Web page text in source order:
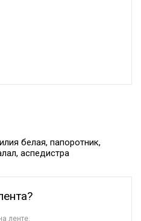
белая, папоротник,
аспедистра
ленте.